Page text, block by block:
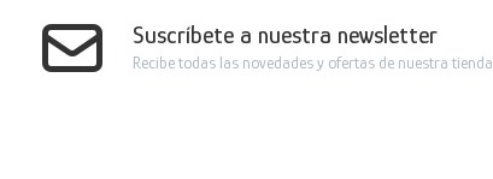
Suscríbete a nuestra newsletter
Recibe todas las novedades y ofertas de nuestra tienda.